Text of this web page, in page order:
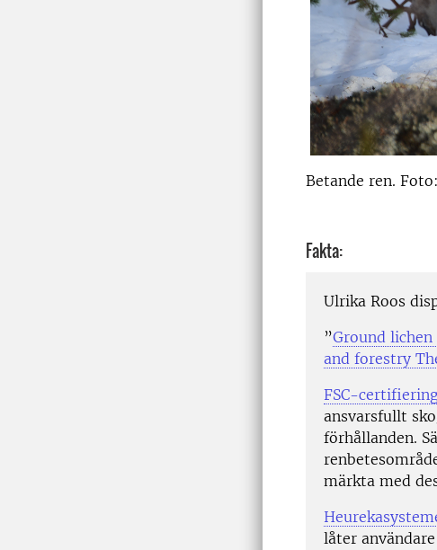
Betande ren.
Fakta:
Ulrika Roos
”Ground
and forestry
FSC-
ansvarsfullt
förhållanden.
märkta med
låter